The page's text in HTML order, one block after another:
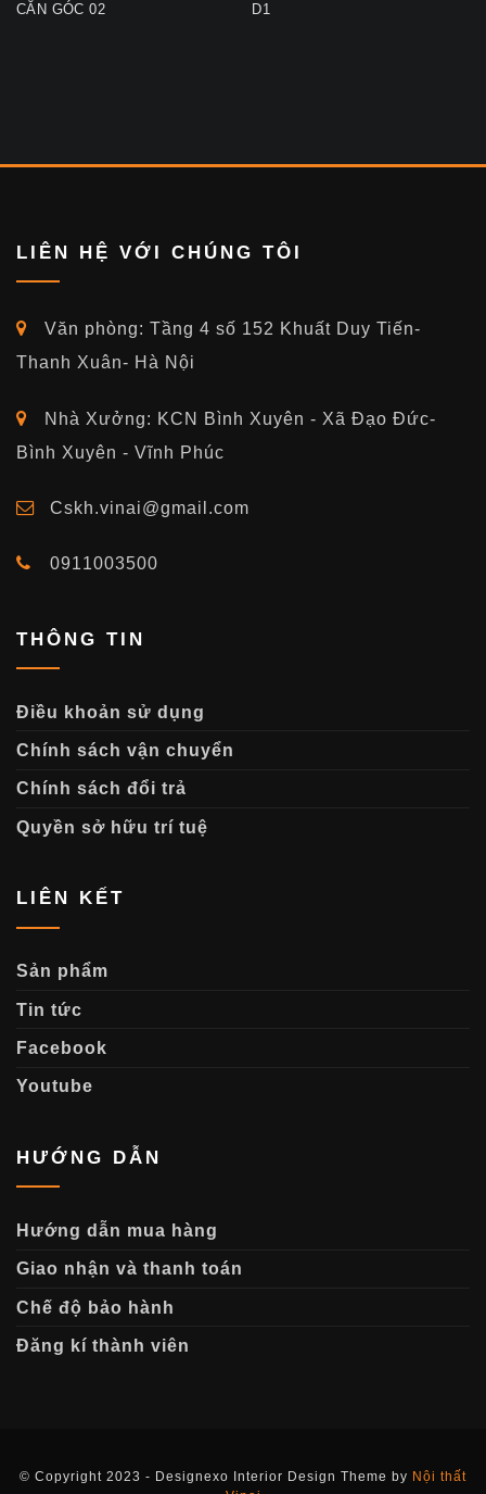
CĂN GÓC 02
D1
LIÊN HỆ VỚI CHÚNG TÔI
Văn phòng: Tầng 4 số 152 Khuất Duy Tiến-
Thanh Xuân- Hà Nội
Nhà Xưởng: KCN Bình Xuyên - Xã Đạo Đức-
Bình Xuyên - Vĩnh Phúc
Cskh.vinai@gmail.com
0911003500
THÔNG TIN
Điều khoản sử dụng
Chính sách vận chuyển
Chính sách đổi trả
Quyền sở hữu trí tuệ
LIÊN KẾT
Sản phẩm
Tin tức
Facebook
Youtube
HƯỚNG DẪN
Hướng dẫn mua hàng
Giao nhận và thanh toán
Chế độ bảo hành
Đăng kí thành viên
© Copyright 2023 - Designexo Interior Design Theme by Nội thất